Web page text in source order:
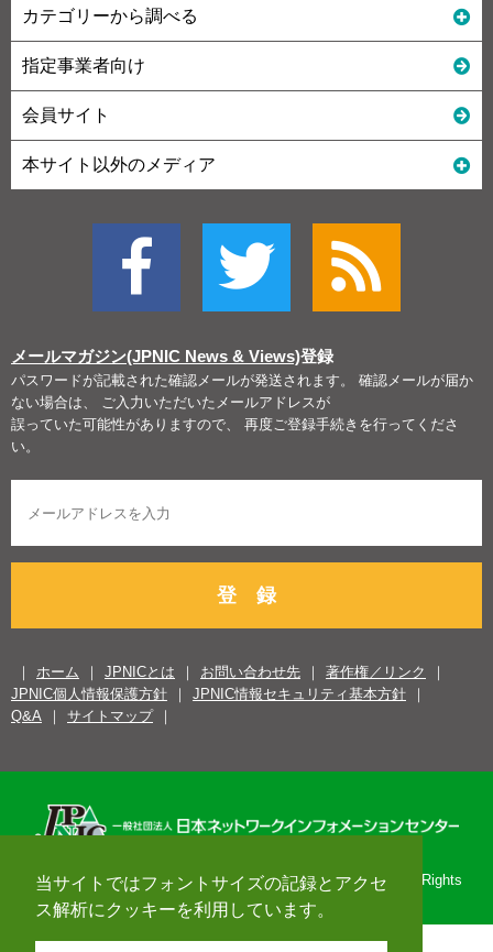
当サイトではフォントサイズの記録とアクセ
ス解析にクッキーを利用しています。
カテゴリーから調べる
指定事業者向け
会員サイト
本サイト以外のメディア
メールマガジン(JPNIC News & Views)登録
パスワードが記載された確認メールが発送されます。 確認メールが届か
ない場合は、 ご入力いただいたメールアドレスが
誤っていた可能性がありますので、 再度ご登録手続きを行ってくださ
い。
登 録
ホーム JPNICとは お問い合わせ先
著作権／リンク
JPNIC個人情報保護方針
JPNIC情報セキュリティ基本方針
Q&A
サイトマップ
Copyright© 1996-2026 Japan Network Information Center. All Rights
Reserved.